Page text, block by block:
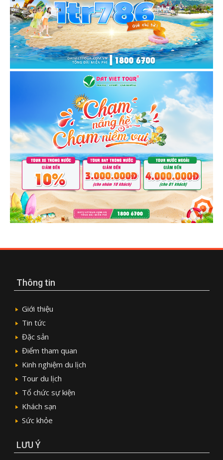
Thông tin
Giới thiệu
Tin tức
Đặc sản
Điểm tham quan
Kinh nghiệm du lịch
Tour du lịch
Tổ chức sự kiện
Khách sạn
Sức khỏe
LƯU Ý